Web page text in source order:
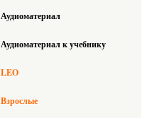
Аудиоматериал
Аудиоматериал к учебнику
LEO
Взрослые